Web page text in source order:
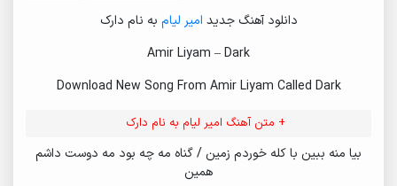
دانلود آهنگ جدید امیر لیام به نام دارک
Amir Liyam – Dark
Download New Song From Amir Liyam Called Dark
+ متن آهنگ امیر لیام به نام دارک
بیا منه ببین با کله خوردم زمین / گناه مه چه بود مه دوست داشم
همین